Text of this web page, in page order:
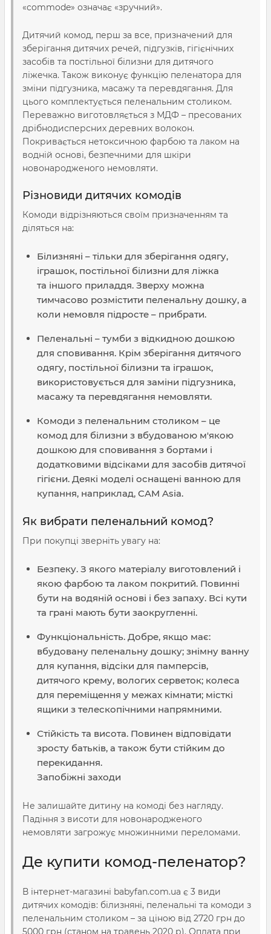
«commode» означає «зручний».
Дитячий комод, перш за все, призначений для
зберігання дитячих речей, підгузків, гігієнічних
засобів та постільної білизни для дитячого
ліжечка. Також виконує функцію пеленатора для
зміни підгузника, масажу та перевдягання. Для
цього комплектується пеленальним столиком.
Переважно виготовляється з МДФ – пресованих
дрібнодисперсних деревних волокон.
Покривається нетоксичною фарбою та лаком на
водній основі, безпечними для шкіри
новонародженого немовляти.
Різновиди дитячих комодів
Комоди відрізняються своїм призначенням та
діляться на:
Білизняні – тільки для зберігання одягу,
іграшок, постільної білизни для ліжка
та іншого приладдя. Зверху можна
тимчасово розмістити пеленальну дошку, а
коли немовля підросте – прибрати.
Пеленальні – тумби з відкидною дошкою
для сповивання. Крім зберігання дитячого
одягу, постільної білизни та іграшок,
використовується для заміни підгузника,
масажу та перевдягання немовляти.
Комоди з пеленальним столиком – це
комод для білизни з вбудованою м'якою
дошкою для сповивання з бортами і
додатковими відсіками для засобів дитячої
гігієни. Деякі моделі оснащені ванною для
купання, наприклад, CAM Asia.
Як вибрати пеленальний комод?
При покупці зверніть увагу на:
Безпеку. З якого матеріалу виготовлений і
якою фарбою та лаком покритий. Повинні
бути на водяній основі і без запаху. Всі кути
та грані мають бути заокругленні.
Функціональність. Добре, якщо має:
вбудовану пеленальну дошку; знімну ванну
для купання, відсіки для памперсів,
дитячого крему, вологих серветок; колеса
для переміщення у межах кімнати; місткі
ящики з телескопічними напрямними.
Стійкість та висота. Повинен відповідати
зросту батьків, а також бути стійким до
перекидання.
Запобіжні заходи
Не залишайте дитину на комоді без нагляду.
Падіння з висоти для новонародженого
немовляти загрожує множинними переломами.
Де купити комод-пеленатор?
В інтернет-магазині babyfan.com.ua є 3 види
дитячих комодів: білизняні, пеленальні та комоди з
пеленальним столиком – за ціною від 2720 грн до
5000 грн (станом на травень 2020 р). Оплата при